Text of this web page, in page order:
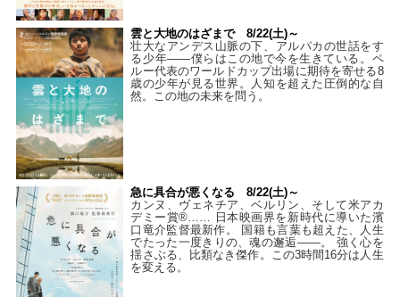
雲と大地のはざまで 8/22(土)～
壮大なアンデス山脈の下、アルパカの世話をす
る少年――僕らはこの地で今を生きている。ペ
ルー代表のワールドカップ出場に期待を寄せる8
歳の少年が見る世界。人知を超えた圧倒的な自
然。この地の未来を問う。
急に具合が悪くなる 8/22(土)～
カンヌ、ヴェネチア、ベルリン、そして米アカ
デミー賞®…… 日本映画界を新時代に導いた濱
口竜介監督最新作。 国籍も言葉も超えた、人生
でたった一度きりの、魂の邂逅――。 強く心を
揺さぶる、比類なき傑作。この3時間16分は人生
を変える。